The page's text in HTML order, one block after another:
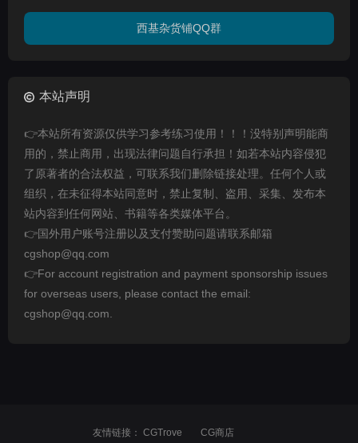
西基杂货铺QQ群
本站声明
👉本站所有资源仅供学习参考练习使用！！！没特别声明能商
用的，禁止商用，出现法律问题自行承担！如若本站内容侵犯
了原著者的合法权益，可联系我们删除链接处理。任何个人或
组织，在未征得本站同意时，禁止复制、盗用、采集、发布本
站内容到任何网站、书籍等各类媒体平台。
👉国外用户账号注册以及支付赞助问题请联系邮箱
cgshop@qq.com
👉For account registration and payment sponsorship issues
for overseas users, please contact the email:
cgshop@qq.com.
友情链接： CGTrove CG商店